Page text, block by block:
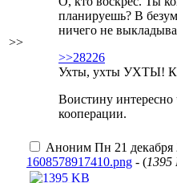
>>
планируешь? В
ничего не
>>28226
Ухты, ухты УХТЫ!
Воистину интересно
кооперации.
Аноним Пн 21 декабря
1608578917410.png - (1395